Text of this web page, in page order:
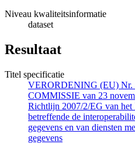
Niveau kwaliteitsinformatie
dataset
Resultaat
Titel specificatie
VERORDENING (EU) Nr.
COMMISSIE van 23
Richtlijn 2007/2/EG van het
betreffende de
gegevens en van diensten
gegevens